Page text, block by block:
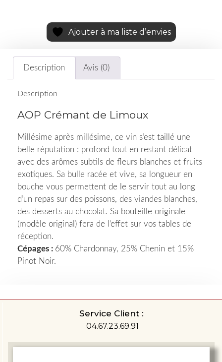
Ajouter à ma liste d’envies
Description Avis (0)
Description
AOP Crémant de Limoux
Millésime après millésime, ce vin s’est taillé une
belle réputation : profond tout en restant délicat
avec des arômes subtils de fleurs blanches et fruits
exotiques. Sa bulle racée et vive, sa longueur en
bouche vous permettent de le servir tout au long
d’un repas sur des poissons, des viandes blanches,
des desserts au chocolat. Sa bouteille originale
(modèle original) fera de l’effet sur vos tables de
réception.
Cépages : 60% Chardonnay, 25% Chenin et 15%
Pinot Noir.
Service Client :
04.67.23.69.91